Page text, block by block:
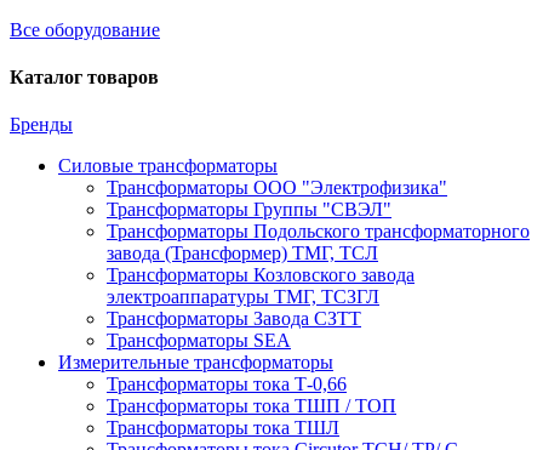
Все оборудование
Каталог товаров
Бренды
Силовые трансформаторы
Трансформаторы ООО "Электрофизика"
Трансформаторы Группы "СВЭЛ"
Трансформаторы Подольского трансформаторного
завода (Трансформер) ТМГ, ТСЛ
Трансформаторы Козловского завода
электроаппаратуры ТМГ, ТСЗГЛ
Трансформаторы Завода СЗТТ
Трансформаторы SEA
Измерительные трансформаторы
Трансформаторы тока Т-0,66
Трансформаторы тока ТШП / ТОП
Трансформаторы тока ТШЛ